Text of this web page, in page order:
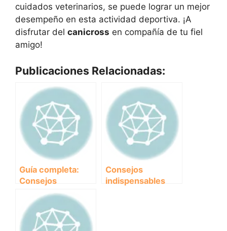
cuidados veterinarios, se puede lograr un mejor
desempeño en esta actividad deportiva. ¡A
disfrutar del canicross en compañía de tu fiel
amigo!
Publicaciones Relacionadas:
Guía completa:
Consejos
esenciales para el
entrenamiento
básico de tu
mascota
Consejos
indispensables